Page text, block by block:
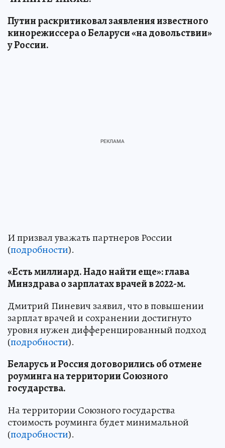
Путин раскритиковал заявления известного
кинорежиссера о Беларуси «на довольствии»
у России.
И призвал уважать партнеров России
(подробности).
«Есть миллиард. Надо найти еще»: глава
Минздрава о зарплатах врачей в 2022-м.
Дмитрий Пиневич заявил, что в повышении
зарплат врачей и сохранении достигнуто
уровня нужен дифференцированный подход
(подробности).
Беларусь и Россия договорились об отмене
роуминга на территории Союзного
государства.
На территории Союзного государства
стоимость роуминга будет минимальной
(подробности).